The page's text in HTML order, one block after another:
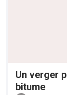
Un verger
bitume